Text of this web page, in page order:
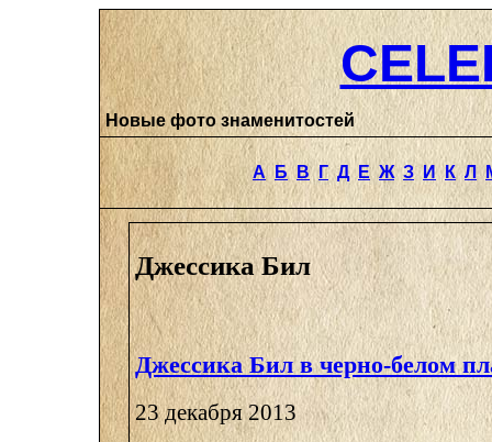
Новые фото знаменитостей
А Б В Г Д Е Ж З И К Л
Джессика Бил
Джессика Бил в черно-белом
23 декабря 2013